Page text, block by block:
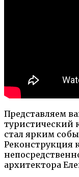
Представляем
туристический
стал ярким
Реконструкция
архитектора